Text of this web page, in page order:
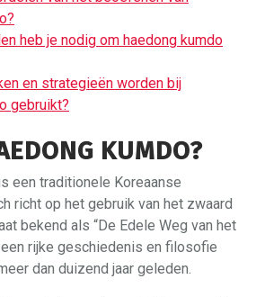
heb je nodig om haedong kumdo
en strategieën worden bij
gebruikt?
KUMDO?
een traditionele Koreaanse
richt op het gebruik van het zwaard
bekend als “De Edele Weg van het
rijke geschiedenis en filosofie
dan duizend jaar geleden.